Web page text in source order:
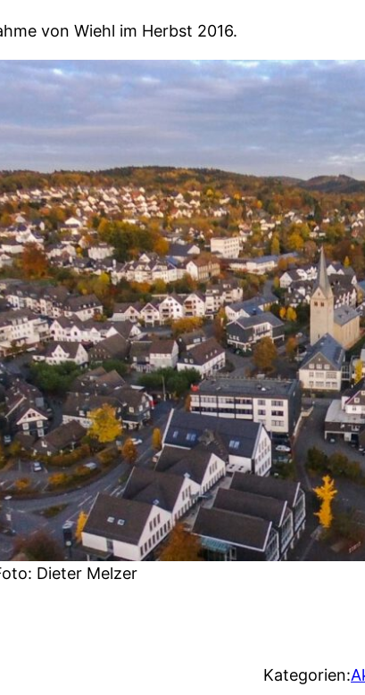
von Wiehl im Herbst 2016.
Dieter Melzer
Kategorien: